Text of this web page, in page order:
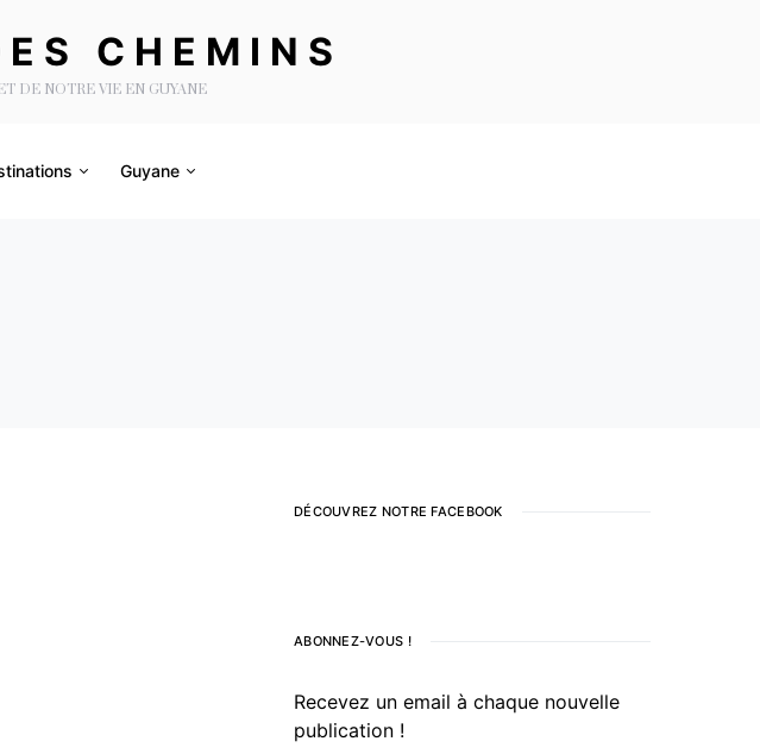
CHEMINS
DE NOTRE VIE EN GUYANE
Guyane
DÉCOUVREZ NOTRE FACEBOOK
ABONNEZ-VOUS !
Recevez un email à chaque nouvelle
publication !